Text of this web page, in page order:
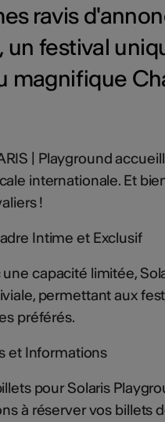
ravis
un festival
magnifique
| Playground
internationale. Et
!
Intime et Exclusif
capacité limitée,
permettant aux
préférés.
et Informations
pour Solaris
à réserver vos billets